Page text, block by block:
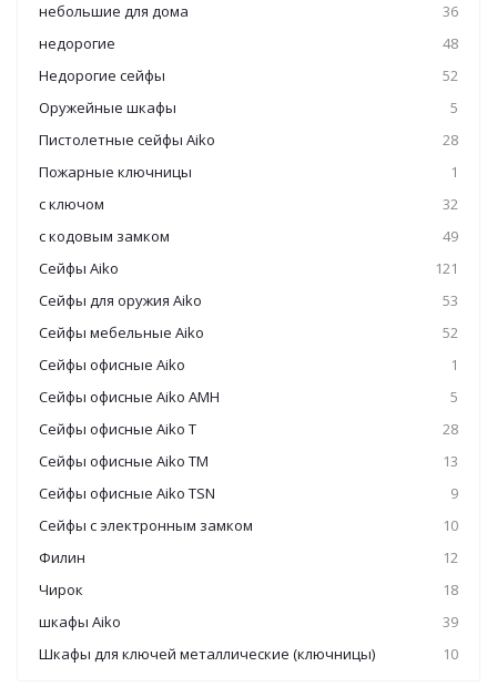
небольшие для дома
36
недорогие
48
Недорогие сейфы
52
Оружейные шкафы
5
Пистолетные сейфы Aiko
28
Пожарные ключницы
1
с ключом
32
с кодовым замком
49
Сейфы Aiko
121
Сейфы для оружия Aiko
53
Сейфы мебельные Aiko
52
Сейфы офисные Aiko
1
Сейфы офисные Aiko AMH
5
Сейфы офисные Aiko T
28
Сейфы офисные Aiko TM
13
Сейфы офисные Aiko TSN
9
Сейфы с электронным замком
10
Филин
12
Чирок
18
шкафы Aiko
39
Шкафы для ключей металлические (ключницы)
10